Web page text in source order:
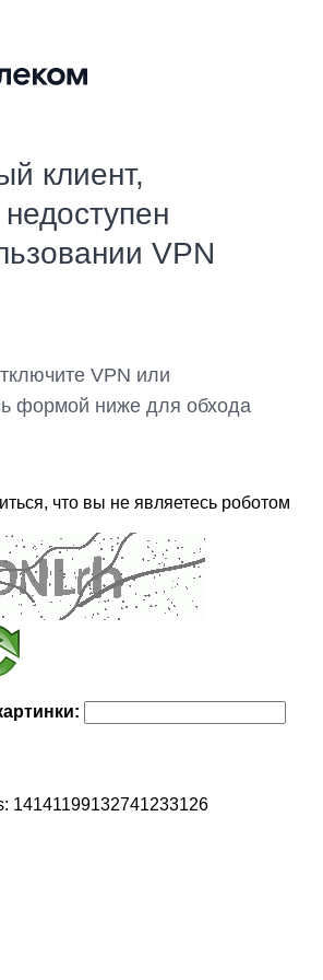
клиент,
VPN
VPN или
формой ниже для обхода
что вы не являетесь роботом
14141199132741233126